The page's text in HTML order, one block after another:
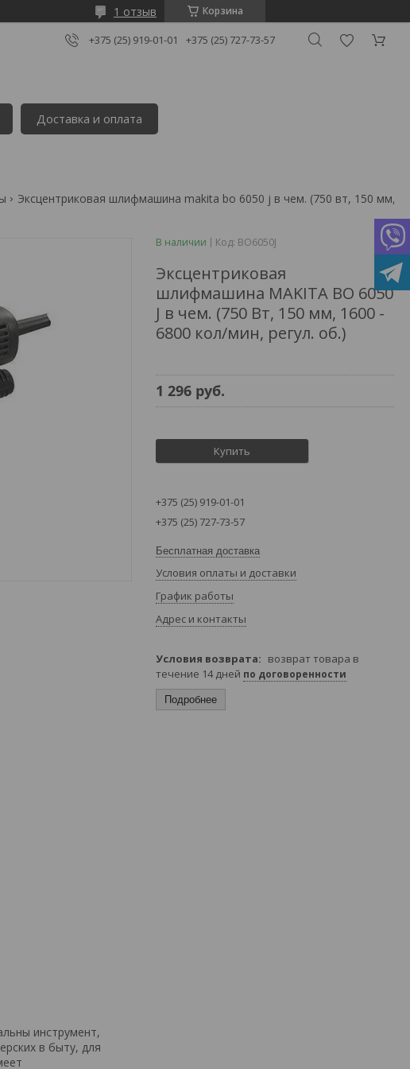
Корзина
1 отзыв
+375 (25) 919-01-01 +375 (25) 727-73-57
Доставка и оплата
инструмент,
в быту, для
В наличии Код: BO6050J
Эксцентриковая
шлифмашина MAKITA BO 6050
J в чем. (750 Вт, 150 мм, 1600 -
6800 кол/мин, регул. об.)
1 296 руб.
Купить
+375 (25) 919-01-01
+375 (25) 727-73-57
Бесплатная доставка
Условия оплаты и доставки
График работы
Адрес и контакты
возврат товара в
течение 14 дней по договоренности
Подробнее